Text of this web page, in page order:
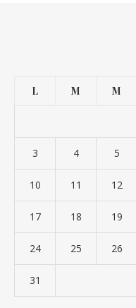
L M M
3 4 5
10 11 12
17 18 19
24 25 26
31